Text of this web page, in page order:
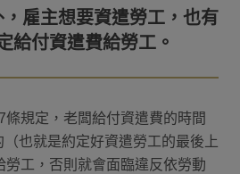
雇主想要資遣勞工，也有
條規定，老闆給付資遣費的時間
也就是約定好資遣勞工的最後上
勞工，否則就會面臨違反依勞動